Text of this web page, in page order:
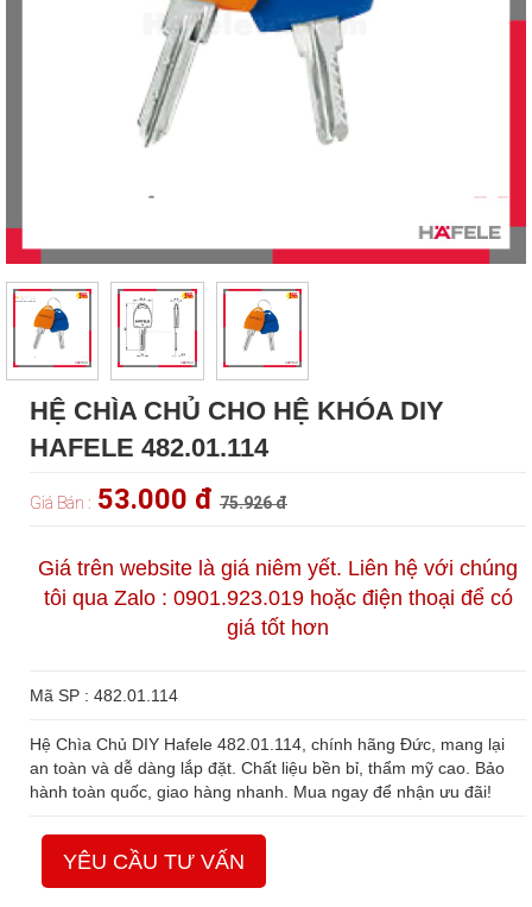
HỆ CHÌA CHỦ CHO HỆ KHÓA DIY
HAFELE 482.01.114
Giá Bán : 53.000 đ 75.926 đ
Giá trên website là giá niêm yết. Liên hệ với chúng
tôi qua Zalo : 0901.923.019 hoặc điện thoại để có
giá tốt hơn
Mã SP : 482.01.114
Hệ Chìa Chủ DIY Hafele 482.01.114, chính hãng Đức, mang lại
an toàn và dễ dàng lắp đặt. Chất liệu bền bỉ, thẩm mỹ cao. Bảo
hành toàn quốc, giao hàng nhanh. Mua ngay để nhận ưu đãi!
YÊU CẦU TƯ VẤN